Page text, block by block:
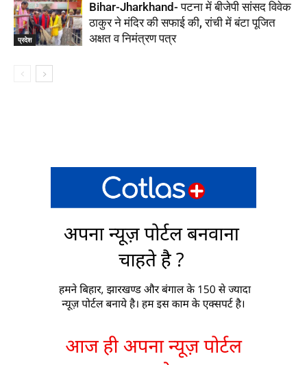
प्रदेश
Bihar-Jharkhand- पटना में बीजेपी सांसद विवेक
ठाकुर ने मंदिर की सफाई की, रांची में बंटा पूजित
अक्षत व निमंत्रण पत्र